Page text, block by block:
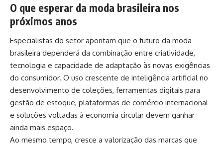
O que esperar da moda brasileira nos
próximos anos
Especialistas do setor apontam que o futuro da moda
brasileira dependerá da combinação entre criatividade,
tecnologia e capacidade de adaptação às novas exigências
do consumidor. O uso crescente de inteligência artificial no
desenvolvimento de coleções, ferramentas digitais para
gestão de estoque, plataformas de comércio internacional
e soluções voltadas à economia circular devem ganhar
ainda mais espaço.
Ao mesmo tempo, cresce a valorização das marcas que